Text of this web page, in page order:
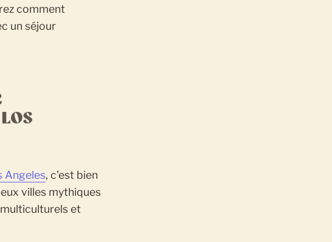
comment
un séjour
Angeles, c’est bien
villes mythiques
et